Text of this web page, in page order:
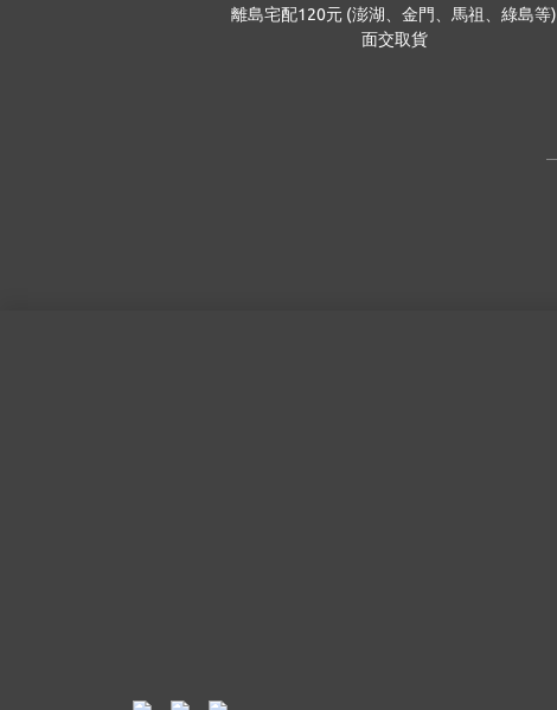
離島宅配120元 (澎湖、金門、馬祖、綠島等)
面交取貨